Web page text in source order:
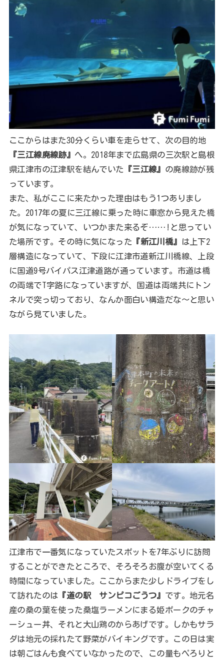
ここからはまた30分くらい車を走らせて、次の目的地
『三江線廃線跡』 へ。2018年まで広島県の三次駅と島根
県江津市の江津駅を結んでいた 『三江線』 の廃線跡が残
っています。
また、私がここに来たかった理由はもう1つありまし
た。2017年の夏に三江線に乗った時に車窓から見えた橋
が気になっていて、いつかまた来るぞ……!と思ってい
た場所です。その時に気になった 『新江川橋』
は上下2
層構造になっていて、下段に江津市道新江川橋線、上段
に国道9号バイパス江津道路が通っています。市道は橋
の両端でT字路になっていますが、国道は両端共にトン
ネルで突っ切っており、なんか面白い構造だな～と思い
ながら見ていました。
江津市で一番気になっていたスポットを7年ぶりに訪問
することができたところで、そろそろお腹が空いてくる
時間になっていました。ここからまた少しドライブをし
て訪れたのは 『道の駅 サンピコごうつ』 です。地元名
産の桑の葉を使った桑塩ラーメンにまる姫ポークのチャ
ーシュー丼、それと大山鶏のからあげです。しかもサラ
ダは地元の採れたて野菜がバイキングです。この日は実
は朝ごはんも食べていなかったので、この量もぺろりと